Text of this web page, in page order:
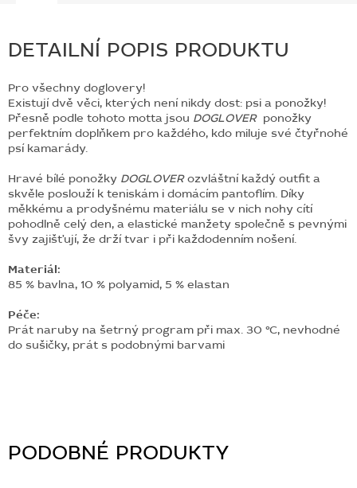
DETAILNÍ POPIS PRODUKTU
Pro všechny doglovery!
Existují dvě věci, kterých není nikdy dost: psi a ponožky!
Přesně podle tohoto motta jsou DOGLOVERponožky
perfektním doplňkem pro každého, kdo miluje své čtyřnohé
psí kamarády.
Hravé bílé ponožky DOGLOVERozvláštní každý outfit a
skvěle poslouží k teniskám i domácím pantoflím. Díky
měkkému a prodyšnému materiálu se v nich nohy cítí
pohodlně celý den, a elastické manžety společně s pevnými
švy zajišťují, že drží tvar i při každodenním nošení.
Materiál:
85 % bavlna, 10 % polyamid, 5 % elastan
Péče:
Prát naruby na šetrný program při max. 30 °C, nevhodné
do sušičky, prát s podobnými barvami